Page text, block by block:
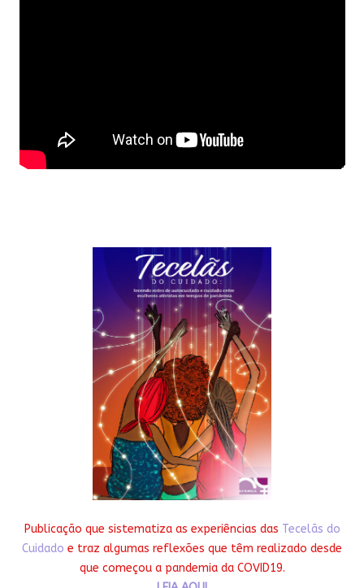
Publicação que sistematiza as experiências das Tecelãs do
Cuidado e traz algumas reflexões que têm realizado desde
que começou a pandemia da COVID19.